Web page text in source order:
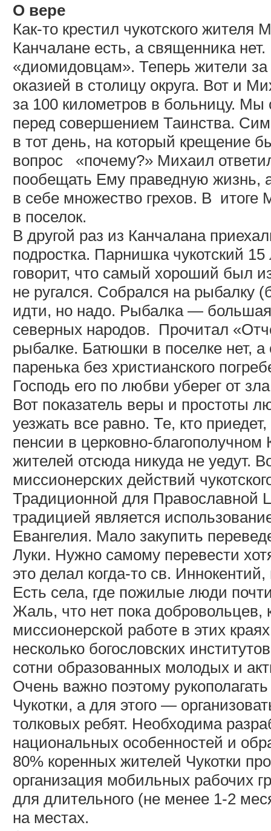
О вере
Как-то крестил чукотского
Канчалане есть, а священника
«диомидовцам». Теперь жители за
оказией в столицу округа. Вот и
за 100 километров в больницу. Мы
перед совершением Таинства.
в тот день, на который крещение
вопрос
«почему?» Михаил
пообещать Ему праведную жизнь,
в себе множество грехов. В итоге
в поселок.
В другой раз из Канчалана
подростка. Парнишка чукотский
говорит, что самый хороший был
не ругался. Собрался на рыбалку
идти, но надо. Рыбалка —
северных народов. Прочитал
рыбалке. Батюшки в поселке нет,
паренька без христианского
Господь его по любви уберег от
Вот показатель веры и простоты
уезжать все равно. Те, кто
пенсии в церковно-
жителей отсюда никуда не уедут.
миссионерских действий
Традиционной для Православной
традицией является
Евангелия. Мало закупить
Луки. Нужно самому перевести
это делал когда-то св.
Есть села, где пожилые люди
Жаль, что нет пока добровольцев,
миссионерской работе в этих
несколько богословских
сотни образованных молодых и
Очень важно поэтому
Чукотки, а для этого —
толковых ребят. Необходима
национальных особенностей и
80% коренных жителей Чукотки
организация мобильных рабочих
для длительного (не менее 1-2
на местах.